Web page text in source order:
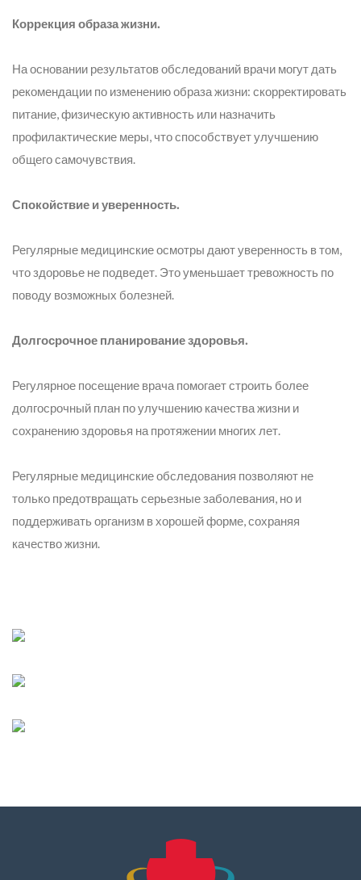
Коррекция образа жизни.
На основании результатов обследований врачи могут дать
рекомендации по изменению образа жизни: скорректировать
питание, физическую активность или назначить
профилактические меры, что способствует улучшению
общего самочувствия.
Спокойствие и уверенность.
Регулярные медицинские осмотры дают уверенность в том,
что здоровье не подведет. Это уменьшает тревожность по
поводу возможных болезней.
Долгосрочное планирование здоровья.
Регулярное посещение врача помогает строить более
долгосрочный план по улучшению качества жизни и
сохранению здоровья на протяжении многих лет.
Регулярные медицинские обследования позволяют не
только предотвращать серьезные заболевания, но и
поддерживать организм в хорошей форме, сохраняя
качество жизни.